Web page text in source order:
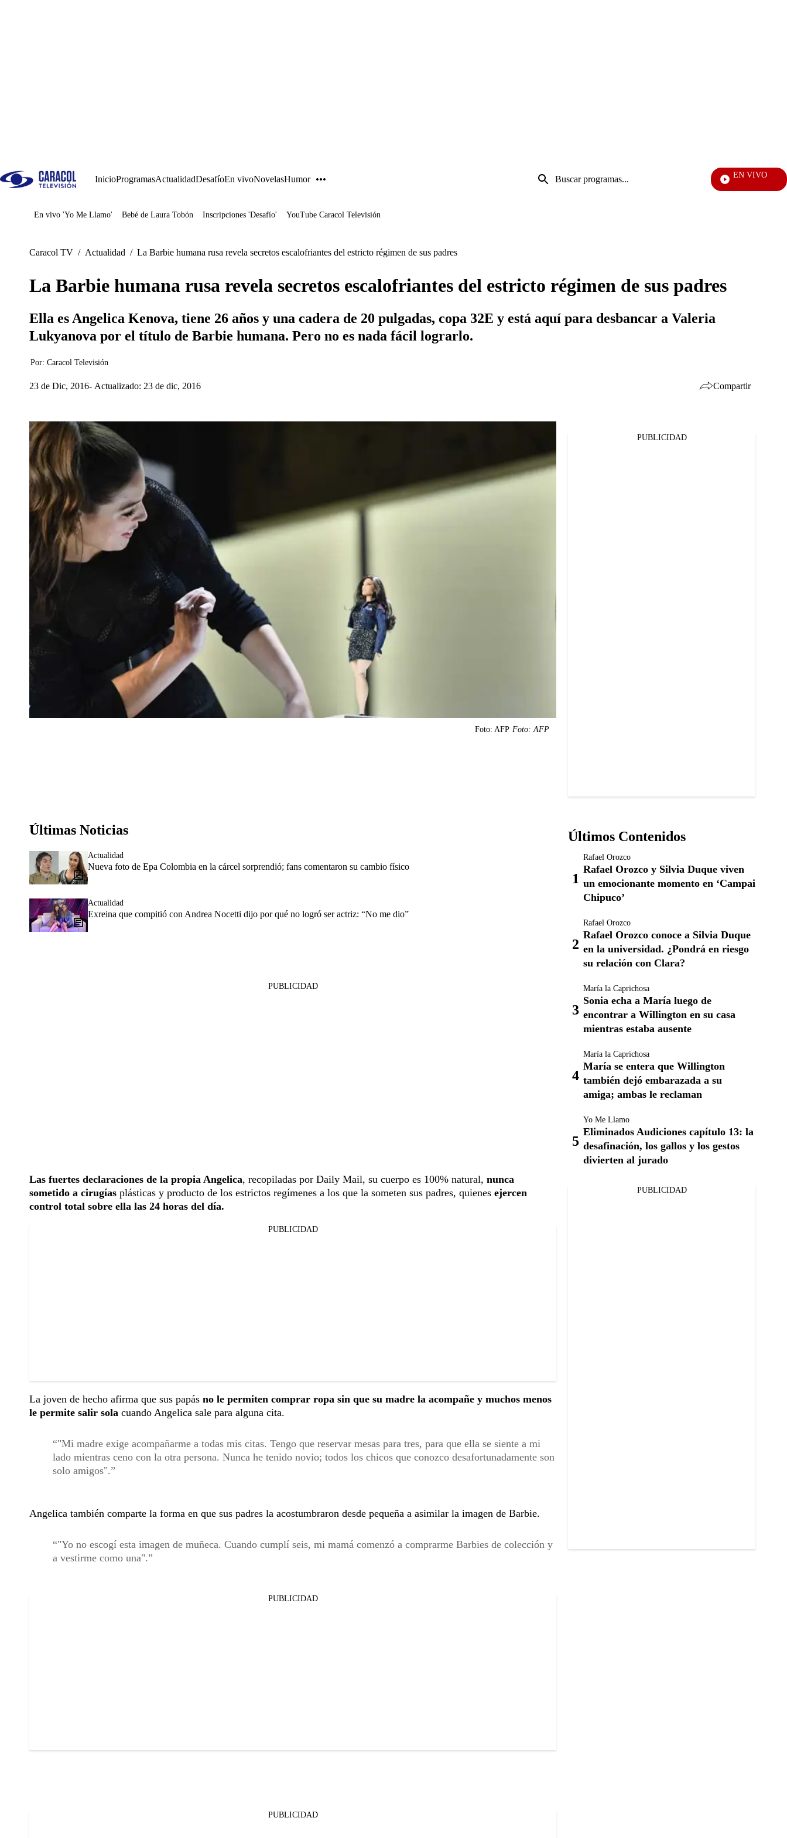
InicioProgramasActualidadDesafíoEn vivoNovelasHumor
Entrada
de
EN VIVO
Juegos
En vivo 'Yo Me Llamo' Bebé de Laura Tobón Inscripciones 'Desafío' YouTube Caracol Televisión
Caracol TV / Actualidad / La Barbie humana rusa revela secretos escalofriantes del estricto régimen de sus padres
La Barbie humana rusa revela secretos escalofriantes del estricto régimen de sus padres
Ella es Angelica Kenova, tiene 26 años y una cadera de 20 pulgadas, copa 32E y está aquí para desbancar a Valeria
Lukyanova por el título de Barbie humana. Pero no es nada fácil lograrlo.
Por: Caracol Televisión
23 de Dic, 2016 Actualizado: 23 de dic, 2016 Compartir
Foto: AFP Foto: AFP
Últimas Noticias
Actualidad
Nueva foto de Epa Colombia en la cárcel sorprendió; fans comentaron su cambio físico
Actualidad
Exreina que compitió con Andrea Nocetti dijo por qué no logró ser actriz: “No me dio”
PUBLICIDAD
Las fuertes declaraciones de la propia Angelica, recopiladas por Daily Mail, su cuerpo es 100% natural, nunca
sometido a cirugías plásticas y producto de los estrictos regímenes a los que la someten sus padres, quienes ejercen
control total sobre ella las 24 horas del día.
PUBLICIDAD
La joven de hecho afirma que sus papás no le permiten comprar ropa sin que su madre la acompañe y muchos menos
le permite salir sola cuando Angelica sale para alguna cita.
"Mi madre exige acompañarme a todas mis citas. Tengo que reservar mesas para tres, para que ella se siente a mi
lado mientras ceno con la otra persona. Nunca he tenido novio; todos los chicos que conozco desafortunadamente son
solo amigos".
Angelica también comparte la forma en que sus padres la acostumbraron desde pequeña a asimilar la imagen de Barbie.
"Yo no escogí esta imagen de muñeca. Cuando cumplí seis, mi mamá comenzó a comprarme Barbies de colección y
a vestirme como una".
PUBLICIDAD
PUBLICIDAD
PUBLICIDAD
Últimos Contenidos
Rafael Orozco
Rafael Orozco y Silvia Duque viven
un emocionante momento en ‘Campai
Chipuco’
Rafael Orozco
Rafael Orozco conoce a Silvia Duque
en la universidad. ¿Pondrá en riesgo
su relación con Clara?
María la Caprichosa
Sonia echa a María luego de
encontrar a Willington en su casa
mientras estaba ausente
María la Caprichosa
María se entera que Willington
también dejó embarazada a su
amiga; ambas le reclaman
Yo Me Llamo
Eliminados Audiciones capítulo 13: la
desafinación, los gallos y los gestos
divierten al jurado
PUBLICIDAD